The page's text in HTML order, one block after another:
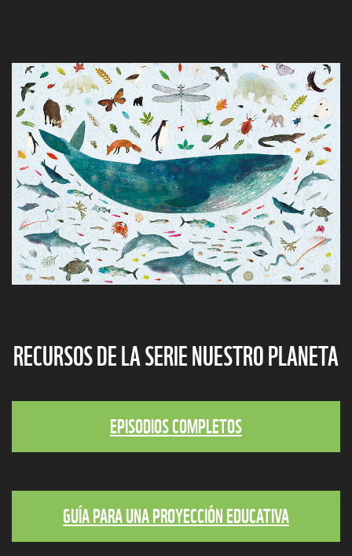
© WWF
RECURSOS DE LA SERIE NUESTRO PLANETA
EPISODIOS COMPLETOS
GUÍA PARA UNA PROYECCIÓN EDUCATIVA